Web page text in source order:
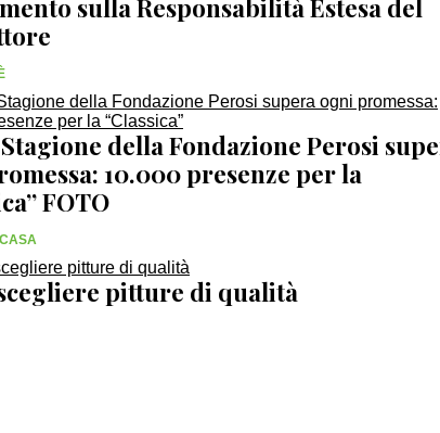
sulla Responsabilità Estesa del
della Fondazione Perosi
10.000 presenze per la
FOTO
pitture di qualità